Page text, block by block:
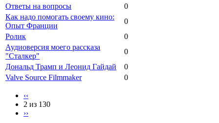
Ответы на вопросы
0
Как надо помогать своему кино:
Опыт Франции
0
Ролик
0
Аудиоверсия моего рассказа
"Сталкер"
0
Дональд Трамп и Леонид Гайдай
0
Valve Source Filmmaker
0
‹‹
2 из 130
››